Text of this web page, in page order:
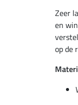
Zeer
en
op de